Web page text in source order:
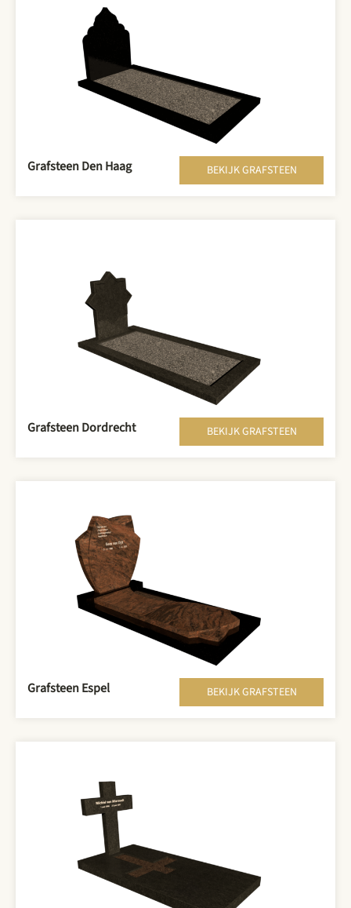
Grafsteen Den Haag BEKIJK GRAFSTEEN
Grafsteen Dordrecht BEKIJK GRAFSTEEN
Grafsteen Espel BEKIJK GRAFSTEEN